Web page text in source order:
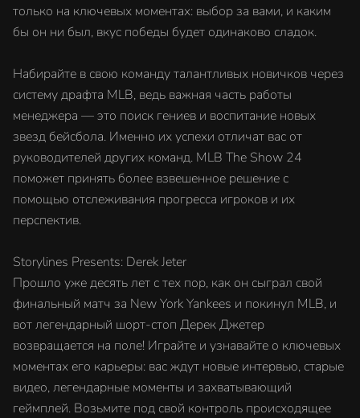
только на ключевых моментах: выбор за вами, и каким
бы он ни был, вкус победы будет одинаково сладок.
Набирайте в свою команду талантливых новичков через
систему драфта MLB, ведь важная часть работы
менеджера — это поиск гениев и воспитание новых
звезд бейсбола. Именно их успехи отличат вас от
руководителей других команд. MLB The Show 24
поможет принять более взвешенное решение с
помощью отслеживания прогресса игроков и их
перспектив.
Storylines Presents: Derek Jeter
Прошло уже десять лет с тех пор, как он сыграл свой
финальный матч за New York Yankees и покинул MLB, и
вот легендарный шорт-стоп Дерек Джетер
возвращается на поле! Играйте и узнавайте о ключевых
моментах его карьеры: вас ждут новые интервью, старые
видео, легендарные моменты и захватывающий
геймплей. Возьмите под свой контроль происходящее